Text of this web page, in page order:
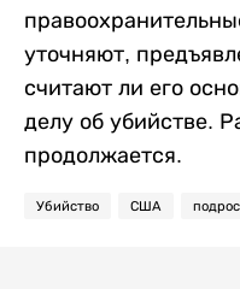
уточняют,
считают ли его
делу об убийстве.
продолжается.
Убийство США